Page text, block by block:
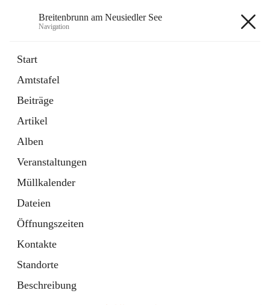
Breitenbrunn am Neusiedler See
Navigation
Start
Amtstafel
Beiträge
Artikel
Alben
Veranstaltungen
Müllkalender
Dateien
Öffnungszeiten
Kontakte
Standorte
Beschreibung
18 Schnellzugriffe
Gemeindeservice